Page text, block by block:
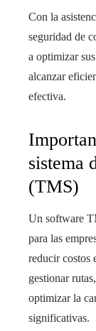
Con la
seguridad de
a optimizar
alcanzar
efectiva.
sistema
(TMS)
Un software
para las
reducir costos
gestionar
optimizar la
significativas.